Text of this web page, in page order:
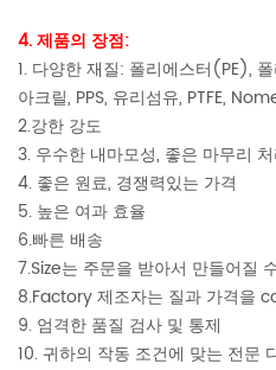
4. 제품의 장점:
1. 다양한 재질: 폴리에스터(PE),
아크릴, PPS, 유리섬유, PTFE,
2.강한 강도
3. 우수한 내마모성, 좋은 마무리
4. 좋은 원료, 경쟁력있는 가격
5. 높은 여과 효율
6.빠른 배송
7.Size는 주문을 받아서 만들어질
8.Factory 제조자는 질과 가격을
9. 엄격한 품질 검사 및 통제
10. 귀하의 작동 조건에 맞는 전문